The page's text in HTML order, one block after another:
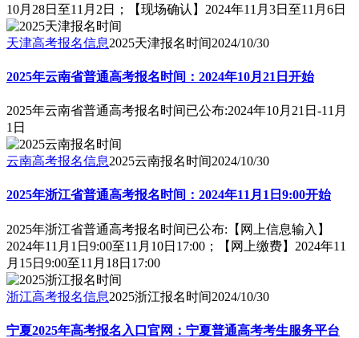
10月28日至11月2日；【现场确认】2024年11月3日至11月6日
天津高考报名信息2025天津报名时间2024/10/30
2025年云南省普通高考报名时间：2024年10月21日开始
2025年云南省普通高考报名时间已公布:2024年10月21日-11月
1日
云南高考报名信息2025云南报名时间2024/10/30
2025年浙江省普通高考报名时间：2024年11月1日9:00开始
2025年浙江省普通高考报名时间已公布:【网上信息输入】
2024年11月1日9:00至11月10日17:00；【网上缴费】2024年11
月15日9:00至11月18日17:00
浙江高考报名信息2025浙江报名时间2024/10/30
宁夏2025年高考报名入口官网：宁夏普通高考考生服务平台